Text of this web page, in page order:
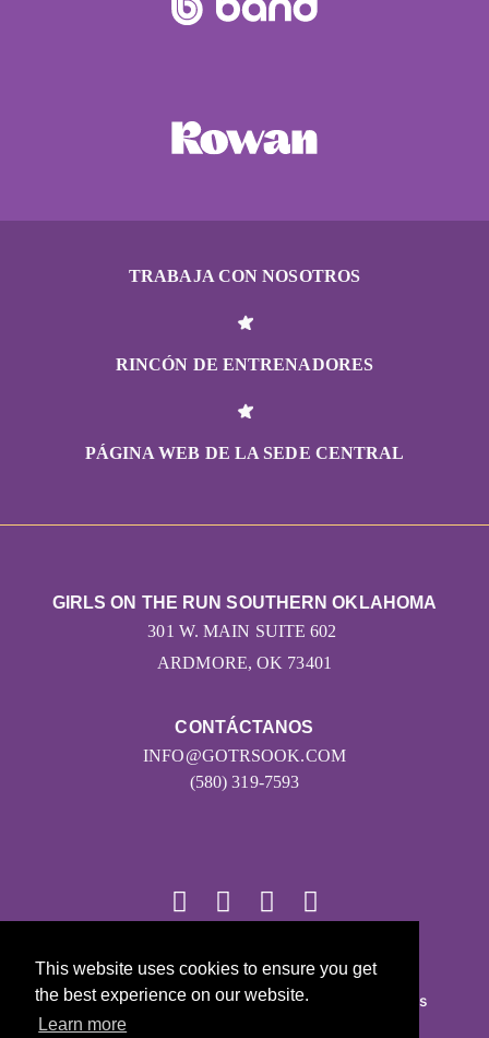
This website uses cookies to ensure you get
the best experience on our website.
Learn more
TRABAJA CON NOSOTROS
RINCÓN DE ENTRENADORES
PÁGINA WEB DE LA SEDE CENTRAL
CONTÁCTANOS
INFO@GOTRSOOK.COM
(580) 319-7593
GIRLS ON THE RUN SOUTHERN OKLAHOMA
301 W. MAIN SUITE 602
ARDMORE, OK 73401
© 2026
Girls on the Run - Todos los derechos reservados